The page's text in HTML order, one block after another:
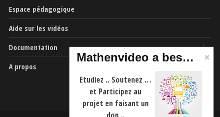
Espace pédagogique
Aide sur les vidéos
Documentation
A propos
Mathenvideo a besoin de vous
Etudiez .. Soutenez …
et Participez au
projet en faisant un